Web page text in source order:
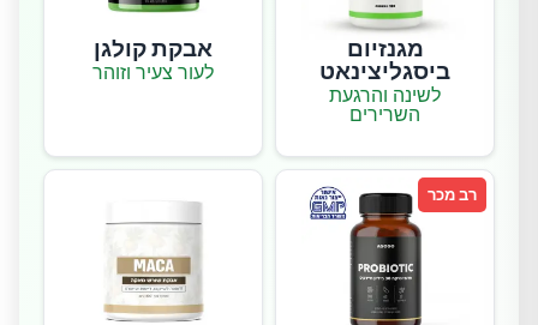
מגנזיום
ביסגליצינאט
לשינה והרגעת
השרירים
אבקת קולגן
לעור צעיר וזוהר
רב מכר